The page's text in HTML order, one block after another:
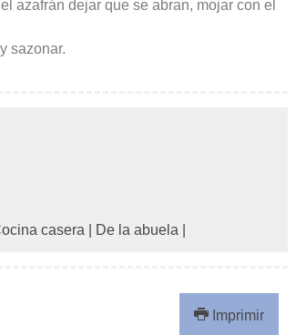
azafrán dejar que se abran, mojar con el
sazonar.
casera De la abuela
Imprimir